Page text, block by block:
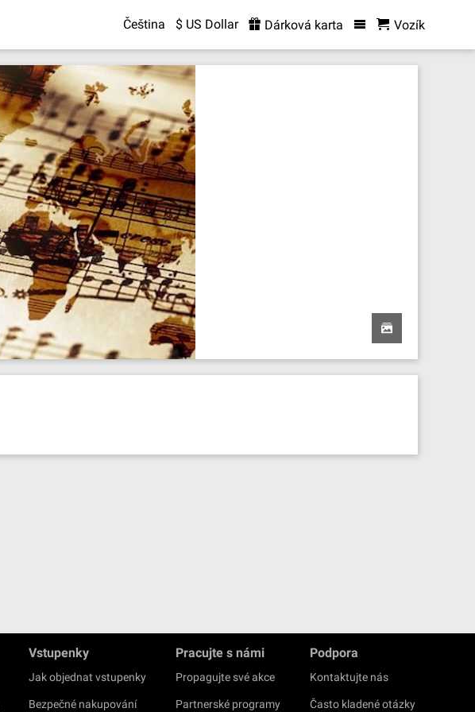
Čeština $ US Dollar Dárková karta Vozík
Vstupenky
Jak objednat vstupenky
Bezpečné nakupování
Pracujte s námi
Propagujte své akce
Partnerské programy
Podpora
Kontaktujte nás
Často kladené otázky